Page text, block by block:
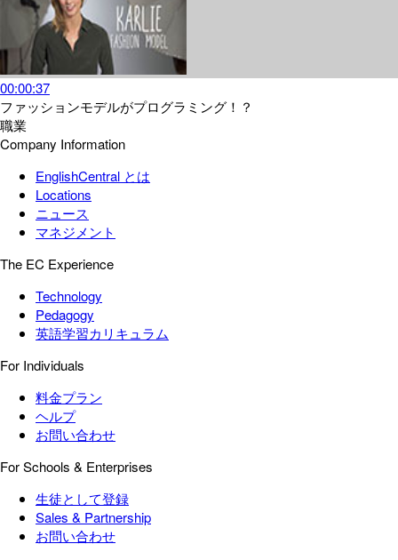
00:00:37
ファッションモデルがプログラミング！？
職業
Company Information
EnglishCentral とは
Locations
ニュース
マネジメント
The EC Experience
Technology
Pedagogy
英語学習カリキュラム
For Individuals
料金プラン
ヘルプ
お問い合わせ
For Schools & Enterprises
生徒として登録
Sales & Partnership
お問い合わせ